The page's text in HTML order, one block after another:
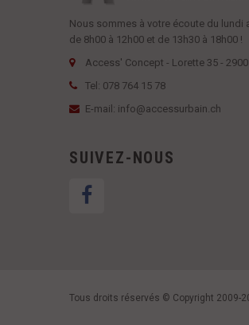
Nous sommes à votre écoute du lundi
de 8h00 à 12h00 et de 13h30 à 18h00 !
Access' Concept - Lorette 35 -
Tel: 078 764 15 78
E-mail: info@accessurbain.ch
SUIVEZ-NOUS
Tous droits réservés © Copyright 2009-